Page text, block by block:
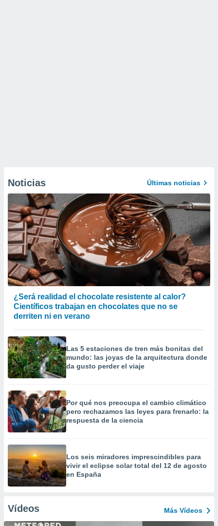
Noticias Últimas noticias
¿Será realidad el chocolate resistente al calor?
Científicos trabajan en chocolates que no se
derriten ni en verano
Las 5 estaciones de tren más bonitas del
mundo: las joyas de la arquitectura donde
da gusto perder el viaje
Por qué nos preocupa el cambio climático
pero rechazamos las leyes para frenarlo: la
respuesta de la ciencia
Los seis miradores imprescindibles para
vivir el eclipse solar total del 12 de agosto
en España
Vídeos Más Vídeos